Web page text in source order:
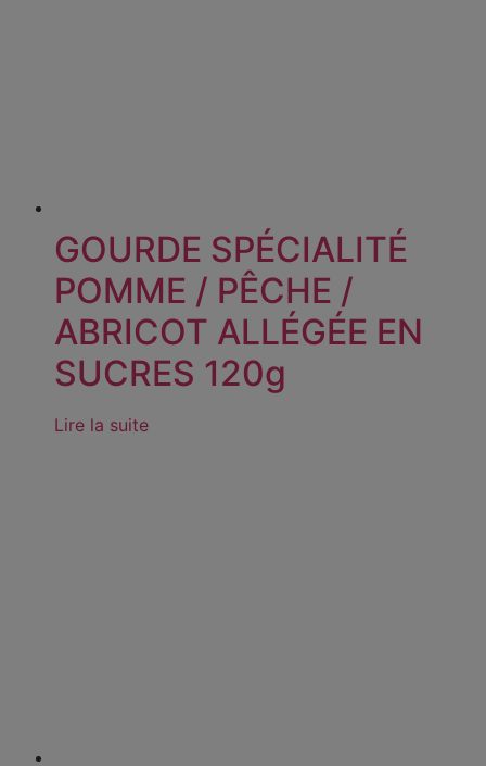
GOURDE SPÉCIALITÉ
POMME / PÊCHE /
ABRICOT ALLÉGÉE EN
SUCRES 120g
Lire la suite